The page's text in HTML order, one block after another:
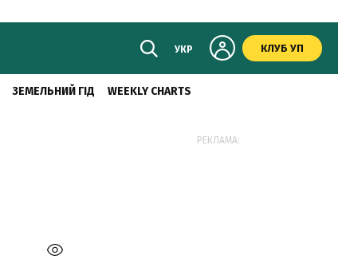
УКР КЛУБ УП
ЗЕМЕЛЬНИЙ ГІД WEEKLY CHARTS
РЕКЛАМА: